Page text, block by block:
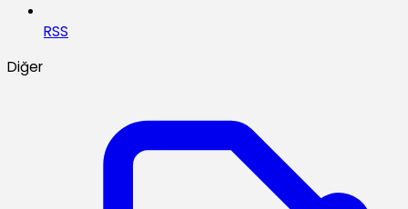
RSS
Diğer